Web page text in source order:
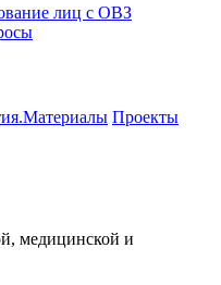
лиц с ОВЗ
Проекты
медицинской и